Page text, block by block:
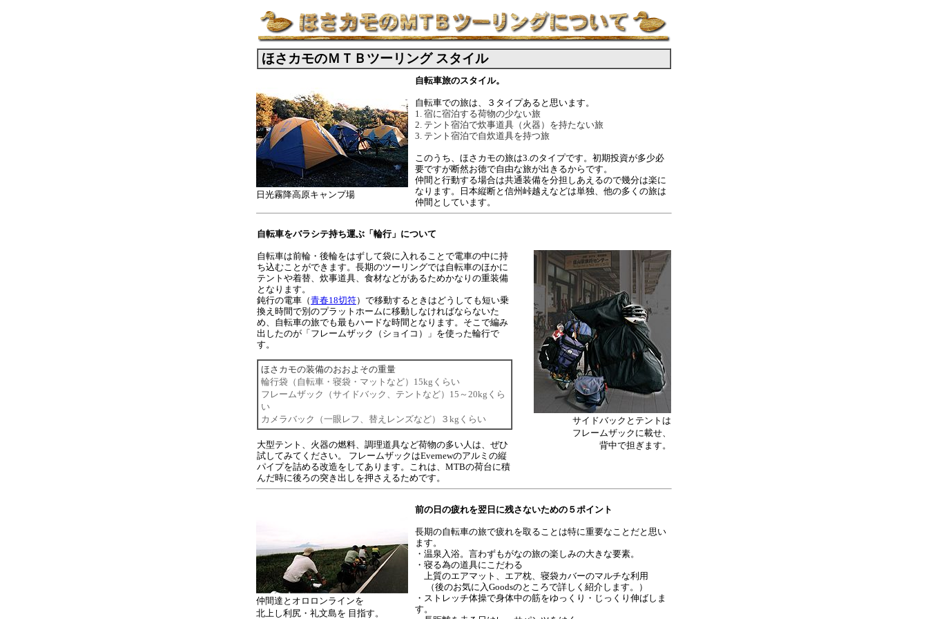
ほさカモのＭＴＢツーリング スタイル
日光霧降高原キャンプ場
自転車旅のスタイル。
自転車での旅は、３タイプあると思います。
1. 宿に宿泊する荷物の少ない旅
2. テント宿泊で炊事道具（火器）を持たない旅
3. テント宿泊で自炊道具を持つ旅
このうち、ほさカモの旅は3.のタイプです。初期投資が多少必
要ですが断然お徳で自由な旅が出きるからです。
仲間と行動する場合は共通装備を分担しあえるので幾分は楽に
なります。日本縦断と信州峠越えなどは単独、他の多くの旅は
仲間としています。
自転車をバラシテ持ち運ぶ「輪行」について
自転車は前輪・後輪をはずして袋に入れることで電車の中に持
ち込むことができます。長期のツーリングでは自転車のほかに
テントや着替、炊事道具、食材などがあるためかなりの重装備
となります。
鈍行の電車（青春18切符）で移動するときはどうしても短い乗
換え時間で別のプラットホームに移動しなければならないた
め、自転車の旅でも最もハードな時間となります。そこで編み
出したのが「フレームザック（ショイコ）」を使った輪行で
す。
ほさカモの装備のおおよその重量
輪行袋（自転車・寝袋・マットなど）15kgくらい
フレームザック（サイドバック、テントなど）15～20kgくら
い
カメラバック（一眼レフ、替えレンズなど）３kgくらい
大型テント、火器の燃料、調理道具など荷物の多い人は、ぜひ
試してみてください。 フレームザックはEvernewのアルミの縦
パイプを詰める改造をしてあります。これは、MTBの荷台に積
んだ時に後ろの突き出しを押さえるためです。
サイドバックとテントは
フレームザックに載せ、
背中で担ぎます。
仲間達とオロロンラインを
北上し利尻・礼文島を 目指す。
前の日の疲れを翌日に残さないための５ポイント
長期の自転車の旅で疲れを取ることは特に重要なことだと思い
ます。
・温泉入浴。言わずもがなの旅の楽しみの大きな要素。
・寝る為の道具にこだわる
上質のエアマット、エア枕、寝袋カバーのマルチな利用
（後のお気に入Goodsのところで詳しく紹介します。）
・ストレッチ体操で身体中の筋をゆっくり・じっくり伸ばしま
す。